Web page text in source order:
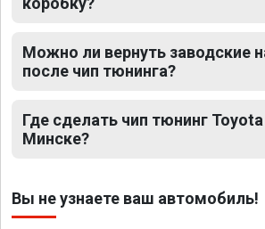
Можно ли вернуть заводские
после чип тюнинга?
Где сделать чип тюнинг
Минске?
Вы не узнаете ваш автомобиль!